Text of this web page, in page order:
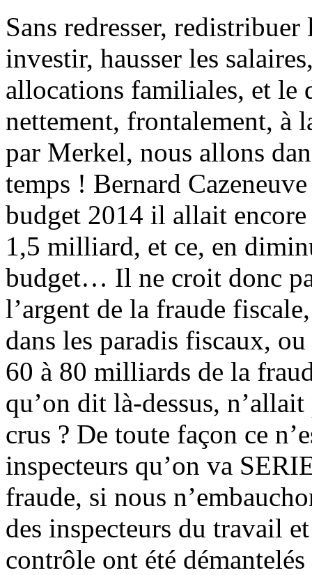
Sans redresser,
investir, hausser les
allocations familiales, et le
nettement, frontalement, à
par Merkel, nous allons
temps ! Bernard
budget 2014 il allait encore
1,5 milliard, et ce, en
budget… Il ne croit donc
l’argent de la fraude
dans les paradis fiscaux,
60 à 80 milliards de la
qu’on dit là-dessus,
crus ? De toute façon ce
inspecteurs qu’on va
fraude, si nous
des inspecteurs du travail
contrôle ont été